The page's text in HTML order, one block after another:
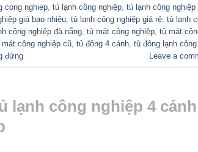
cong nghiep tủ lạnh công nghiệp tủ lạnh công nghiệp
giá bao nhiêu tủ lạnh công nghiệp giá rẻ tủ lạnh
công nghiệp đà nẵng tủ mát công nghiệp tủ mát
mát công nghiệp cũ tủ đông 4 cánh tủ đông lạnh công
đứng Leave a
lạnh công nghiệp 4 cánh